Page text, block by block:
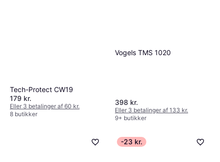
Tech-Protect CW19
179 kr.
Eller 3 betalinger af 60 kr.
8 butikker
Vogels TMS 1020
398 kr.
Eller 3 betalinger af 133 kr.
9+ butikker
-23 kr.